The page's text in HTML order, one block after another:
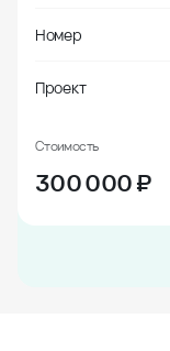
Номер
Проект
Стоимость
300 000₽